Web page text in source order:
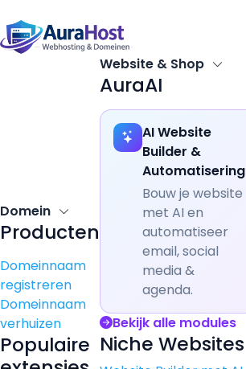
Domein
Producten
Domeinnaam
registreren
Domeinnaam
verhuizen
Populaire
Website & Shop
AuraAI
AI Website
Builder &
Automatisering
Bouw je website
met AI en
automatiseer
email, social
media &
agenda.
Bekijk alle modules
Niche Websites